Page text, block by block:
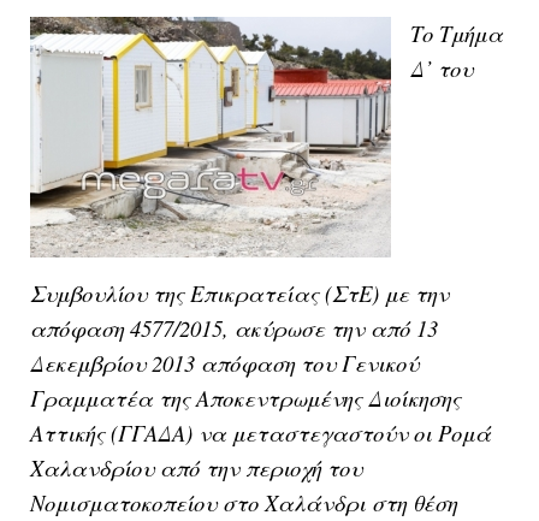
Το Τμήμα
Δ’ του
Συμβουλίου της Επικρατείας(ΣτΕ) με την
απόφαση 4577/2015, ακύρωσε την από 13
Δεκεμβρίου 2013 απόφαση τουΓενικού
Γραμματέα της Αποκεντρωμένης Διοίκησης
Αττικής(ΓΓΑΔΑ) να μεταστεγαστούν οι Ρομά
Χαλανδρίουαπό την περιοχή του
Νομισματοκοπείου στο Χαλάνδρι στη θέση